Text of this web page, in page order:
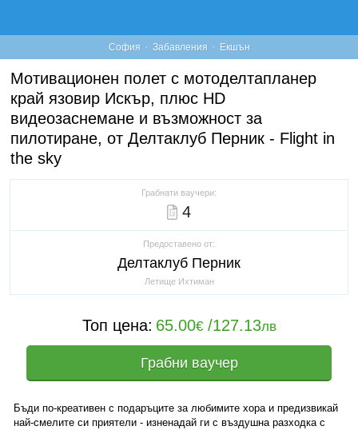
София · Забавления · Екшън
Мотивационен полет с мотоделтапланер
край язовир Искър, плюс HD
видеозаснемане и възможност за
пилотиране, от Делтаклуб Перник - Flight in
the sky
Грабнати ваучери:
4
Предоставено от:
Делтаклуб Перник
Летище Ихтиман
Топ цена: 65.00€/127.13лв
Грабни ваучер
Бъди по-креативен с подаръците за любимите хора и предизвикай
най-смелите си приятели - изненадай ги с въздушна разходка с